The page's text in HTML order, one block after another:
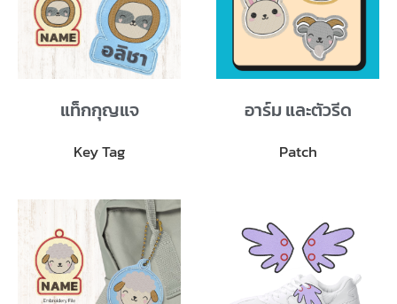
แท็กกุญแจ
Key Tag
อาร์ม และตัวรีด
Patch